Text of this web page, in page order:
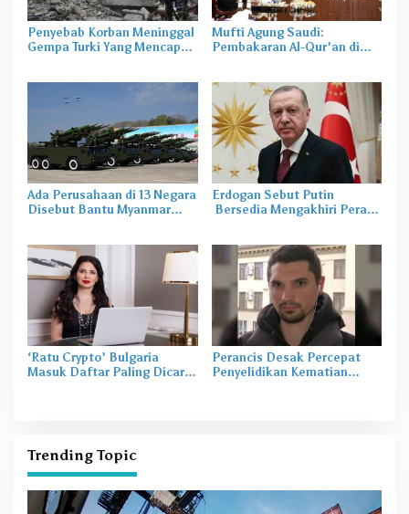
Penyebab Korban Meninggal
Gempa Turki Yang Mencapai
Mufti Agung Saudi:
Pembakaran Al-Qur’an di
Ada Perusahaan di 13 Negara
Disebut Bantu Myanmar
Erdogan Sebut Putin
Bersedia Mengakhiri Perang
‘Ratu Crypto’ Bulgaria
Masuk Daftar Paling Dicari
Perancis Desak Percepat
Penyelidikan Kematian
Trending Topic